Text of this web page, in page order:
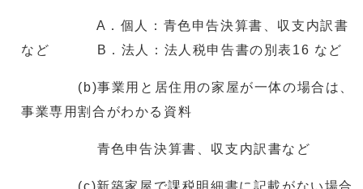
A．個人：青色申告決算書、収支内訳書
など B．法人：法人税申告書の別表16 など
(b)事業用と居住用の家屋が一体の場合は、
事業専用割合がわかる資料
青色申告決算書、収支内訳書など
(c)新築家屋で課税明細書に記載がない場合